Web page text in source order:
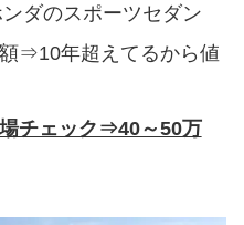
ダのスポーツセダン
⇒10年超えてるから値
チェック⇒40～50万